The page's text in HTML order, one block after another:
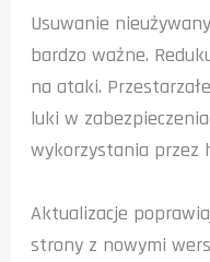
Usuwanie
bardzo ważne.
na ataki.
luki w
wykorzystania przez
Aktualizacje
strony z nowymi